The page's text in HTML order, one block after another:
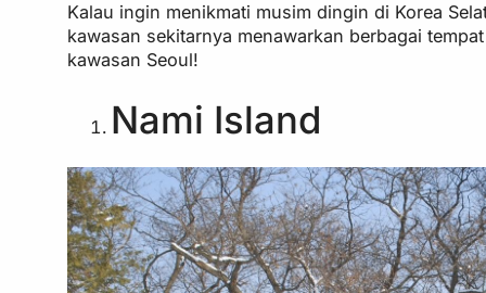
Kalau ingin menikmati musim dingin di Korea
kawasan sekitarnya menawarkan berbagai
kawasan Seoul!
Nami Island